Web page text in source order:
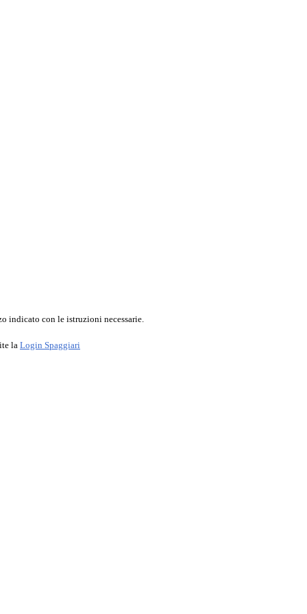
indicato con le istruzioni necessarie.
la Login Spaggiari